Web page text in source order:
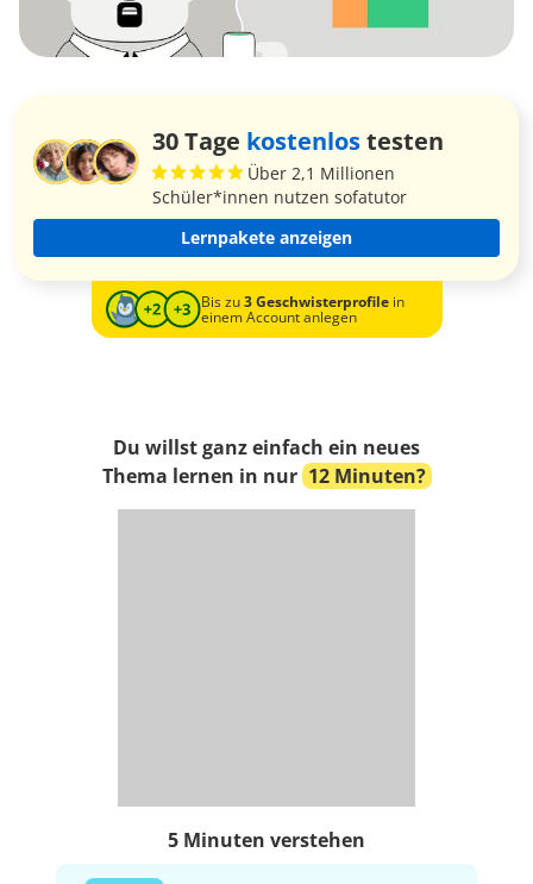
30 Tage kostenlostesten
Über 2,1 Millionen
Schüler*innen nutzen sofatutor
Lernpakete anzeigen
Bis zu3 Geschwisterprofilein
einem Account anlegen
Du willst ganz einfach ein neues
Thema lernen in nur 12 Minuten?
5 Minuten verstehen